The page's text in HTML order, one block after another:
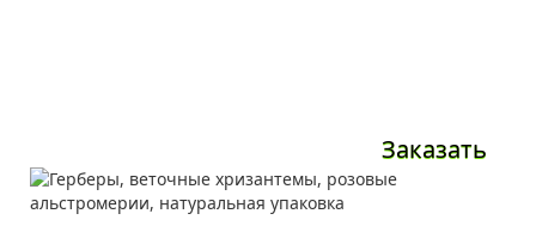
Заказать